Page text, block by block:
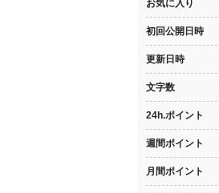
お気に入り
初回公開日時
更新日時
文字数
24h.ポイント
週間ポイント
月間ポイント